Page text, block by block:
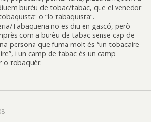
burèu de tobac/tabac, que el venedor
o “lo tabaquista”.
Tabaqueria no es diu en gascó, però
com a burèu de tabac sense cap de
persona que fuma molt és “un tobacaire
i un camp de tabac és un camp
o tobaquèr.